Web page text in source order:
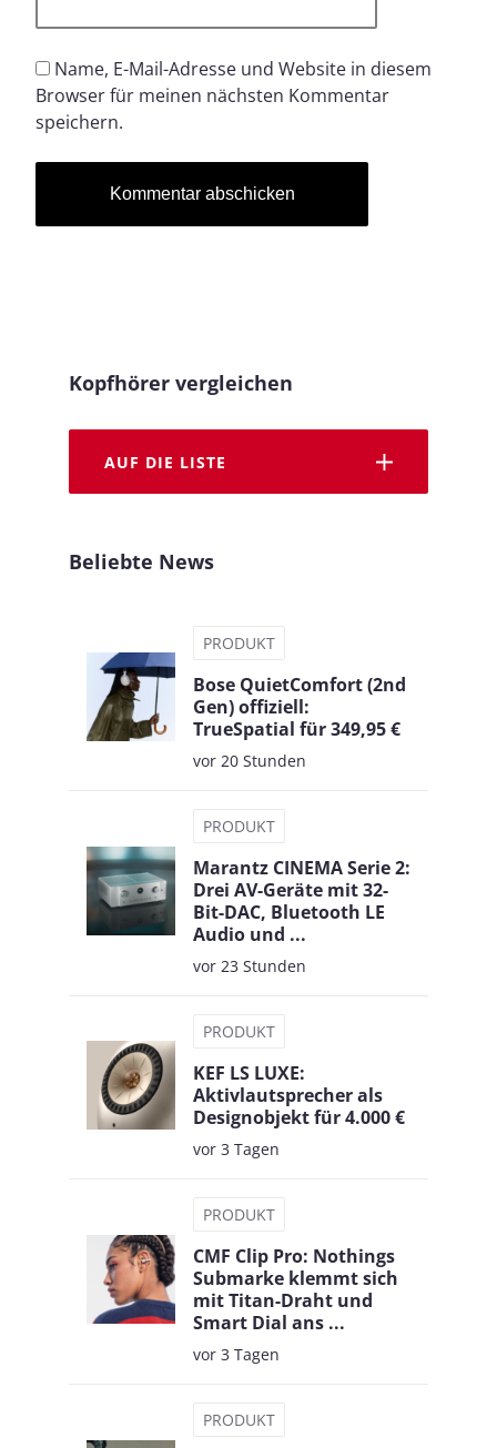
Name, E-Mail-Adresse und Website in diesem
Browser für meinen nächsten Kommentar
speichern.
Kopfhörer vergleichen
AUF DIE LISTE
Beliebte News
PRODUKT
Bose QuietComfort (2nd
Gen) offiziell:
TrueSpatial für 349,95 €
vor 20 Stunden
PRODUKT
Marantz CINEMA Serie 2:
Drei AV-Geräte mit 32-
Bit-DAC, Bluetooth LE
Audio und ...
vor 23 Stunden
PRODUKT
KEF LS LUXE:
Aktivlautsprecher als
Designobjekt für 4.000 €
vor 3 Tagen
PRODUKT
CMF Clip Pro: Nothings
Submarke klemmt sich
mit Titan-Draht und
Smart Dial ans ...
vor 3 Tagen
PRODUKT